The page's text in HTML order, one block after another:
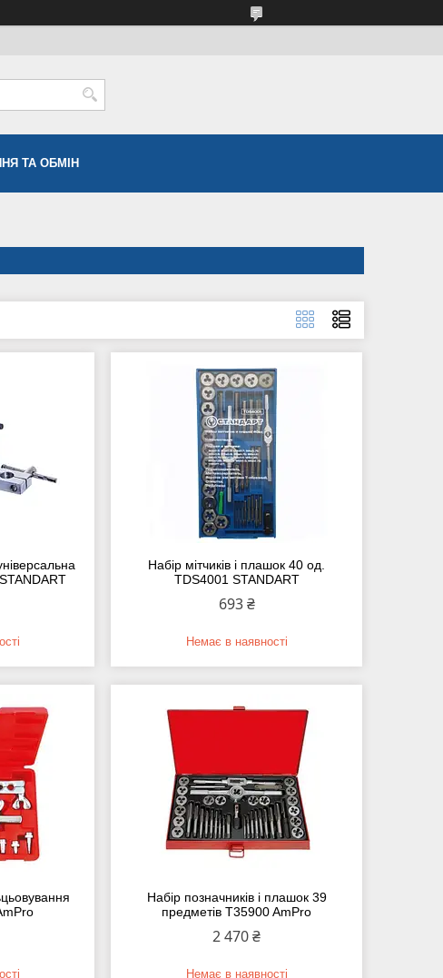
ТА ОБМІН
Набір мітчиків і плашок 40 од.
TDS4001 STANDART
693 ₴
Немає в наявності
Набір позначників і плашок 39
предметів T35900 AmPro
2 470 ₴
Немає в наявності